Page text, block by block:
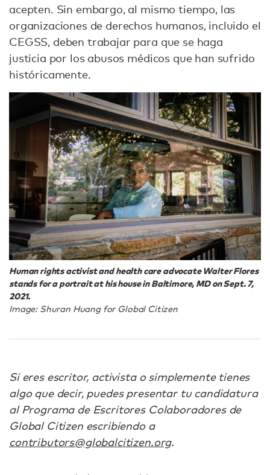
acepten. Sin embargo, al mismo tiempo, las
organizaciones de derechos humanos, incluido el
CEGSS, deben trabajar para que se haga
justicia por los abusos médicos que han sufrido
históricamente.
Human rights activist and health care advocate Walter Flores
stands for a portrait at his house in Baltimore, MD on Sept. 7,
2021.
Image: Shuran Huang for Global Citizen
Si eres escritor, activista o simplemente tienes
algo que decir, puedes presentar tu candidatura
al Programa de Escritores Colaboradores de
Global Citizen escribiendo a
contributors@globalcitizen.org.